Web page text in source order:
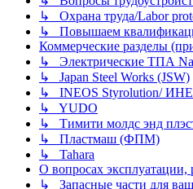
↳ Охрана труда/Labor
↳ Повышаем
Коммерческие разделы
↳ Электрические ТПА
↳ Japan Steel Works (JSW)
↳ INEOS Styrolution/
↳ YUDO
↳ Тимити молдс энд
↳ Пластмаш (ФПМ)
↳ Tahara
О вопросах эксплуатации,
↳ Запасные части для